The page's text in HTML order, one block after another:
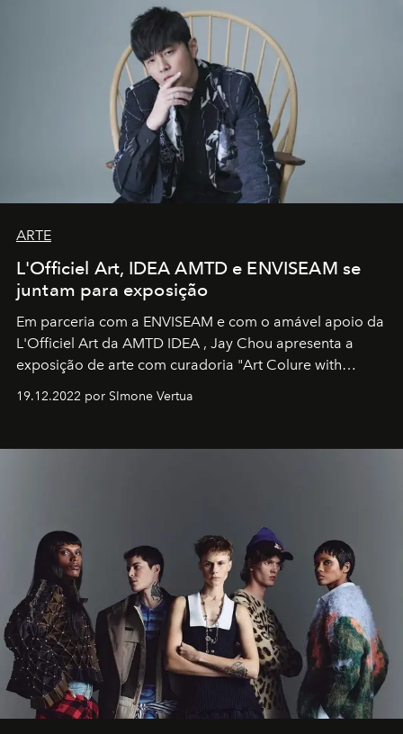
ARTE
L'Officiel Art, IDEA AMTD e ENVISEAM se
juntam para exposição
Em parceria com a ENVISEAM e com o amável apoio da
L'Officiel Art da AMTD IDEA , Jay Chou apresenta a
exposição de arte com curadoria "Art Colure with
19.12.2022 por SImone Vertua